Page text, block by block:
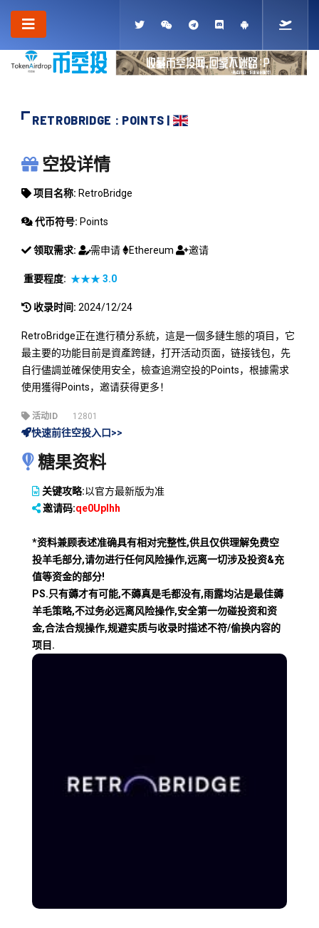
RETROBRIDGE : POINTS |
RETROBRIDGE
空投详情
项目名称: RetroBridge
代币符号: Points
领取需求: 需申请 Ethereum 邀请
重要程度: ★★★3.0
收录时间: 2024/12/24
RetroBridge正在進行積分系統，這是一個多鏈生態的項目，它
最主要的功能目前是資產跨鏈，打开活动页面，链接钱包，先
自行儘調並確保使用安全，檢查追溯空投的Points，根據需求
使用獲得Points，邀请获得更多！
活动ID 12801
快速前往空投入口>>
糖果资料
关键攻略:以官方最新版为准
邀请码:qe0Uplhh
*资料兼顾表述准确具有相对完整性,供且仅供理解免费空
投羊毛部分,请勿进行任何风险操作,远离一切涉及投资&充
值等资金的部分!
PS.只有薅才有可能,不薅真是毛都没有,雨露均沾是最佳薅
羊毛策略,不过务必远离风险操作,安全第一勿碰投资和资
金,合法合规操作,规避实质与收录时描述不符/偷换内容的
项目.